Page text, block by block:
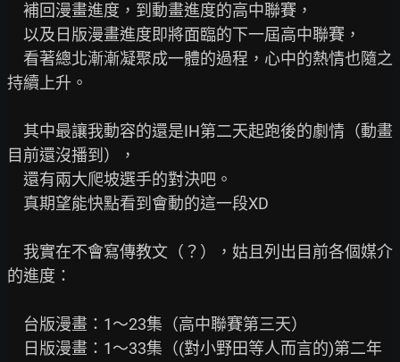
補回漫畫進度，到動畫進度的高中聯賽，
以及日版漫畫進度即將面臨的下一屆高中聯賽，
看著總北漸漸凝聚成一體的過程，心中的熱情也隨之
持續上升。
其中最讓我動容的還是IH第二天起跑後的劇情（動畫
目前還沒播到），
還有兩大爬坡選手的對決吧。
真期望能快點看到會動的這一段XD
我實在不會寫傳教文（？），姑且列出目前各個媒介
的進度：
台版漫畫：1～23集（高中聯賽第三天）
日版漫畫：1～33集（(對小野田等人而言的)第二年